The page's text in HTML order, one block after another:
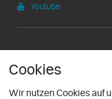
Youtube
Wiederrufsrecht
Impressum
Cookies
Wir nutzen Cookies auf